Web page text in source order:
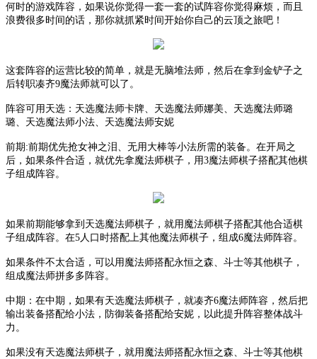
何时的游戏阵容，如果说你觉得一套一套的试阵容你觉得麻烦，而且
浪费很多时间的话，那你就抓紧时间开始你自己的云顶之旅吧！
这套阵容的运营比较的简单，就是无脑堆法师，然后在拿到金铲子之
后转职凑齐9魔法师就可以了。
阵容可用天选：天选魔法师卡牌、天选魔法师娜美、天选魔法师璐
璐、天选魔法师小法、天选魔法师安妮
前期 :前期优先抢女神之泪、无用大棒等小法所需的装备。在开局之
后，如果条件合适，就优先拿魔法师棋子，用3魔法师棋子搭配其他棋
子组成阵容。
如果前期能够拿到天选魔法师棋子，就用魔法师棋子搭配其他合适棋
子组成阵容。在5人口时搭配上其他魔法师棋子，组成6魔法师阵容。
如果条件不太合适，可以用魔法师搭配永恒之森、斗士等其他棋子，
组成魔法师拼多多阵容。
中期 ： 在中期，如果有天选魔法师棋子，就凑齐6魔法师阵容，然后把
输出装备搭配给小法，防御装备搭配给安妮，以此提升阵容整体战斗
力。
如果没有天选魔法师棋子，就用魔法师搭配永恒之森、斗士等其他棋